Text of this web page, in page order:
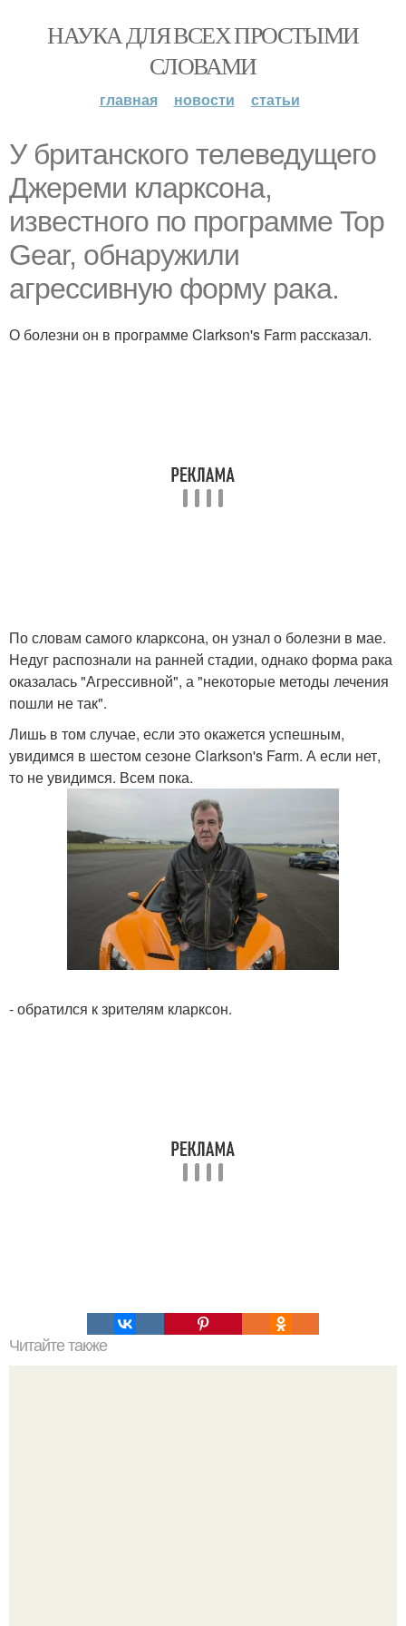
НАУКА ДЛЯ ВСЕХ ПРОСТЫМИ
СЛОВАМИ
главная новости статьи
У британского телеведущего
Джереми кларксона,
известного по программе Top
Gear, обнаружили
агрессивную форму рака.
О болезни он в программе Clarkson's Farm рассказал.
По словам самого кларксона, он узнал о болезни в мае.
Недуг распознали на ранней стадии, однако форма рака
оказалась "Агрессивной", а "некоторые методы лечения
пошли не так".
Лишь в том случае, если это окажется успешным,
увидимся в шестом сезоне Clarkson's Farm. А если нет,
то не увидимся. Всем пока.
- обратился к зрителям кларксон.
Читайте также